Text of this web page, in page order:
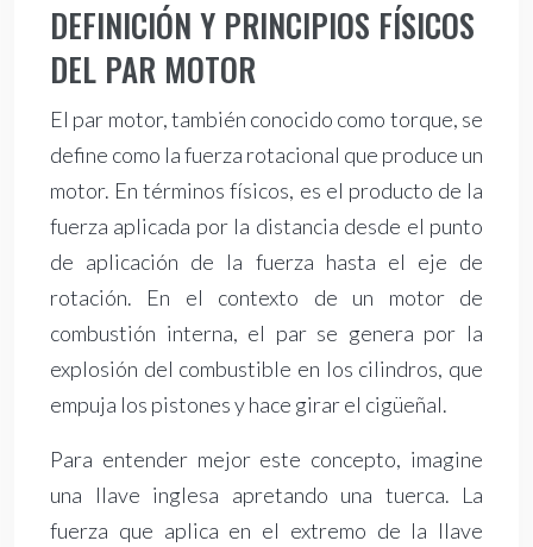
DEFINICIÓN Y PRINCIPIOS FÍSICOS
DEL PAR MOTOR
El par motor, también conocido como torque, se
define como la fuerza rotacional que produce un
motor. En términos físicos, es el producto de la
fuerza aplicada por la distancia desde el punto
de aplicación de la fuerza hasta el eje de
rotación. En el contexto de un motor de
combustión interna, el par se genera por la
explosión del combustible en los cilindros, que
empuja los pistones y hace girar el cigüeñal.
Para entender mejor este concepto, imagine
una llave inglesa apretando una tuerca. La
fuerza que aplica en el extremo de la llave